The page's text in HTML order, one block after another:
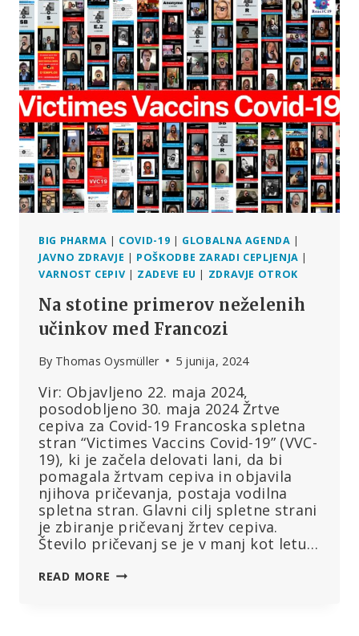
2024
GLASOVALI
O
PRAVICI
DO
TELESNE
INTEGRITETE
BIG PHARMA | COVID-19 | GLOBALNA AGENDA |
JAVNO ZDRAVJE | POŠKODBE ZARADI CEPLJENJA |
VARNOST CEPIV | ZADEVE EU | ZDRAVJE OTROK
Na stotine primerov neželenih
učinkov med Francozi
By Thomas Oysmüller 5 junija, 2024
Vir: Objavljeno 22. maja 2024,
posodobljeno 30. maja 2024 Žrtve
cepiva za Covid-19 Francoska spletna
stran “Victimes Vaccins Covid-19” (VVC-
19), ki je začela delovati lani, da bi
pomagala žrtvam cepiva in objavila
njihova pričevanja, postaja vodilna
spletna stran. Glavni cilj spletne strani
je zbiranje pričevanj žrtev cepiva.
Število pričevanj se je v manj kot letu…
READ MORE NA